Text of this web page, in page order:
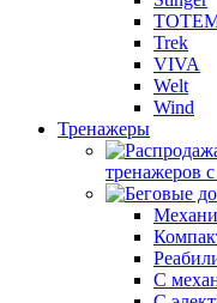
Trek
VIVA
Welt
Wind
Тренажеры
тренажеров
С